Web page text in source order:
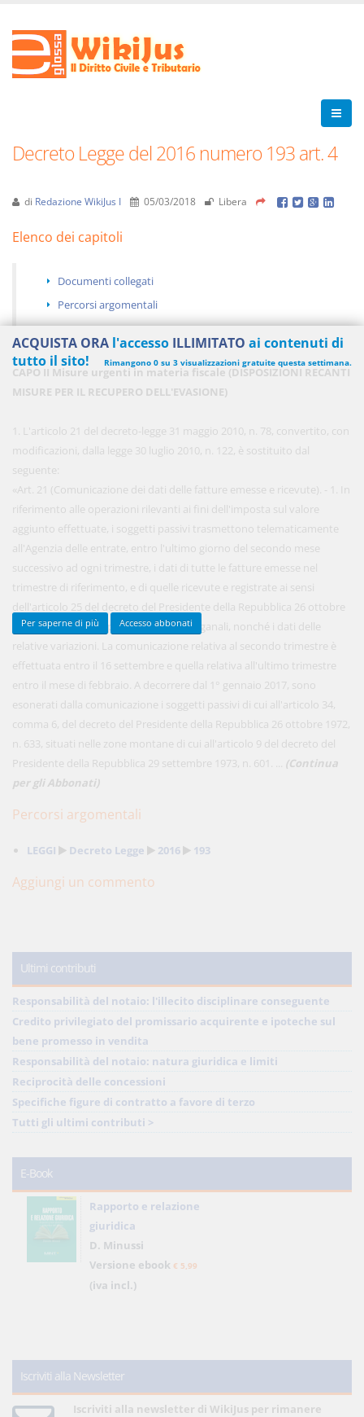
Decreto Legge del 2016 numero 193 art. 4
di Redazione WikiJus I 05/03/2018 Libera
Elenco dei capitoli
Documenti collegati
Percorsi argomentali
CAPO II Misure urgenti in materia fiscale (DISPOSIZIONI RECANTI
MISURE PER IL RECUPERO DELL'EVASIONE)
1. L'articolo 21 del decreto-legge 31 maggio 2010, n. 78, convertito, con
modificazioni, dalla legge 30 luglio 2010, n. 122, è sostituito dal
seguente:
«Art. 21 (Comunicazione dei dati delle fatture emesse e ricevute). - 1. In
riferimento alle operazioni rilevanti ai fini dell'imposta sul valore
aggiunto effettuate, i soggetti passivi trasmettono telematicamente
all'Agenzia delle entrate, entro l'ultimo giorno del secondo mese
successivo ad ogni trimestre, i dati di tutte le fatture emesse nel
trimestre di riferimento, e di quelle ricevute e registrate ai sensi
dell'articolo 25 del decreto del Presidente della Repubblica 26 ottobre
1972, n. 633, ivi comprese le bollette doganali, nonché i dati delle
relative variazioni. La comunicazione relativa al secondo trimestre è
effettuata entro il 16 settembre e quella relativa all'ultimo trimestre
entro il mese di febbraio. A decorrere dal 1° gennaio 2017, sono
esonerati dalla comunicazione i soggetti passivi di cui all'articolo 34,
comma 6, del decreto del Presidente della Repubblica 26 ottobre 1972,
n. 633, situati nelle zone montane di cui all'articolo 9 del decreto del
Presidente della Repubblica 29 settembre 1973, n. 601. ... (Continua
per gli Abbonati)
Percorsi argomentali
LEGGI Decreto Legge 2016 193
Aggiungi un commento
Ultimi contributi
Responsabilità del notaio: l'illecito disciplinare conseguente
Credito privilegiato del promissario acquirente e ipoteche sul
bene promesso in vendita
Responsabilità del notaio: natura giuridica e limiti
Reciprocità delle concessioni
Specifiche figure di contratto a favore di terzo
Tutti gli ultimi contributi >
E-Book
Rapporto e relazione
giuridica
D. Minussi
Versione ebook € 5,99
(iva incl.)
Iscriviti alla Newsletter
Iscriviti alla newsletter di WikiJus per rimanere
ACQUISTA ORA l'accesso ILLIMITATO ai contenuti di
tutto il sito!
Rimangono 0 su 3 visualizzazioni gratuite questa settimana.
450,00 € ANNUALI
anziché570.00€ ,risparmi il 21%!
48,00 € MENSILI
Acquista ora
Per saperne di più Accesso abbonati